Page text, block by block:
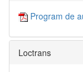
Program de
Loctrans